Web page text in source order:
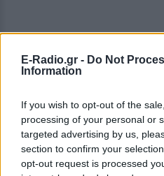
E-Radio.gr - Do Not
Information
If you wish to opt-out of the
processing of your personal or
targeted advertising by us,
section to confirm your
opt-out request is processed